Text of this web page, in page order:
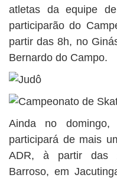
atletas da equipe
participarão do
partir das 8h, no
Bernardo do Campo.
Ainda no
participará de mais
ADR, à partir das
Barroso, em